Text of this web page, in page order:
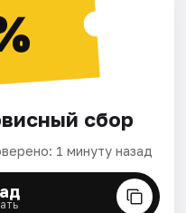
сбор
1 минуту назад